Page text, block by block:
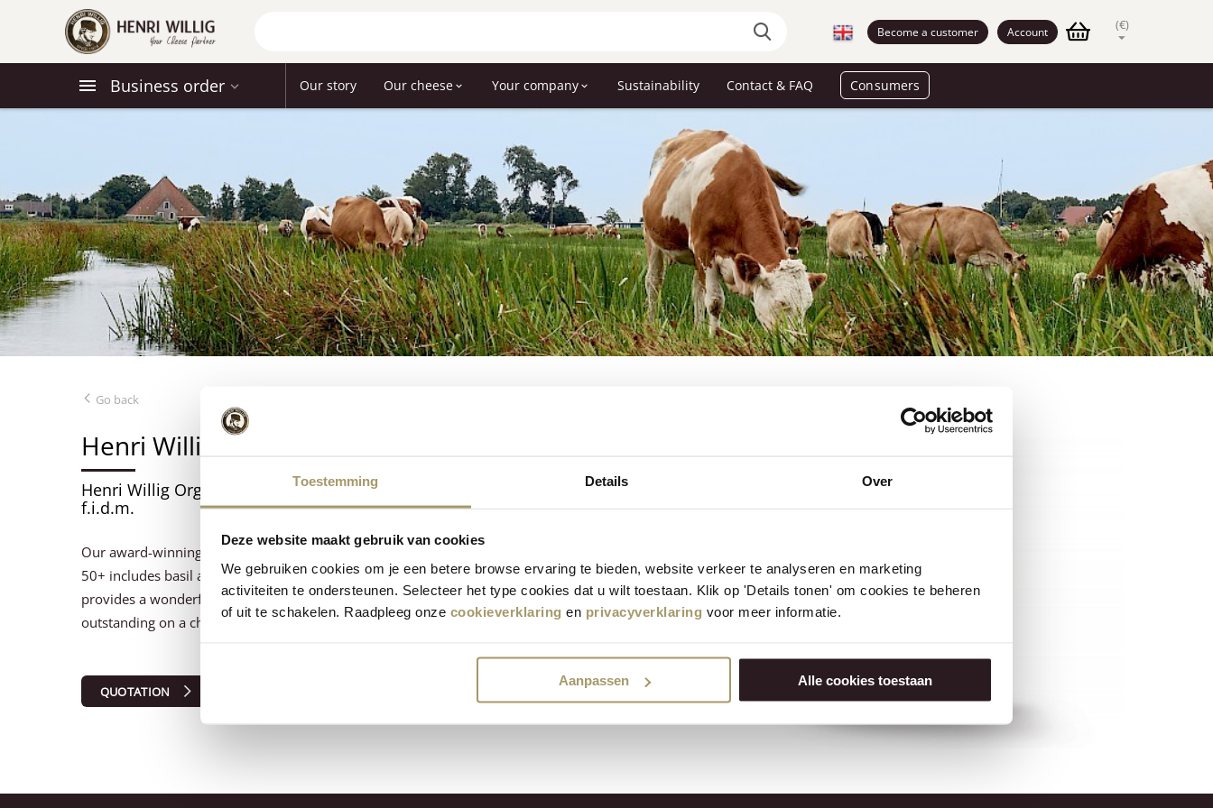
Toestemming Details Over
Deze website maakt gebruik van cookies
We gebruiken cookies om je een betere browse ervaring te bieden, website verkeer te analyseren en marketing
activiteiten te ondersteunen. Selecteer het type cookies dat u wilt toestaan. Klik op 'Details tonen' om cookies te beheren
of uit te schakelen. Raadpleeg onze cookieverklaring en privacyverklaring voor meer informatie.
Aanpassen Alle cookies toestaan
Become a customer Account (€)
Business order Our story Our cheese Your company Sustainability Contact & FAQ Consumers
Go back
Henri Willig Organic Cow Green Pesto
Henri Willig Organic Cow Cheese Green Pesto Herbs 4/5kg 50%
f.i.d.m.
Our award-winning organic green pesto cheese. Henri Willig Organic Green Pesto
50+ includes basil and garlic, combined with our delicious, young organic cheese
provides a wonderful taste sensation. Not only delicious, but it also looks
outstanding on a cheese platter.
QUOTATION